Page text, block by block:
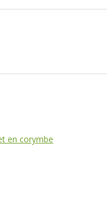
en corymbe